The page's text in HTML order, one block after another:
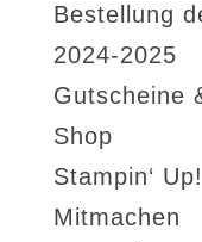
Bestellung
2024-2025
Gutscheine
Shop
Stampin‘
Mitmachen